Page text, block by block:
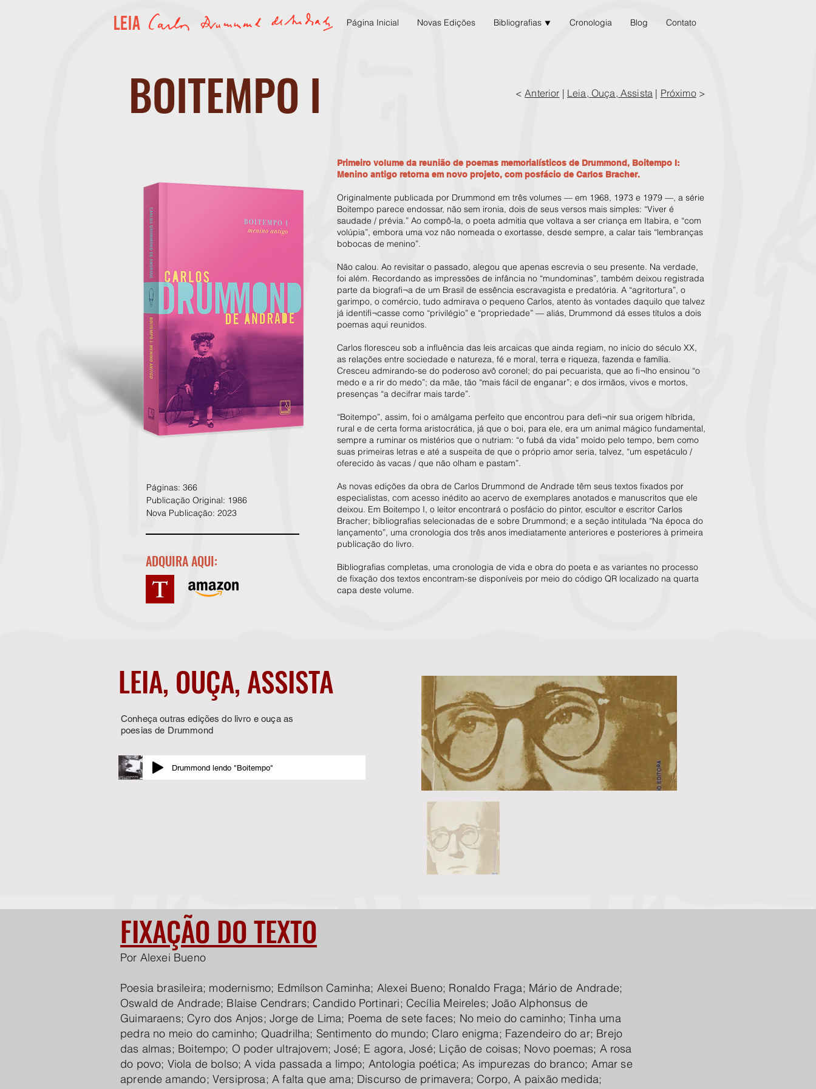
Página Inicial Novas Edições Bibliografias ⯆ Cronologia Blog Contato
BOITEMPO I <Anterior | Leia, Ouça, Assista | Próximo>
Páginas: 366
Publicação Original: 1986
Nova Publicação: 2023
ADQUIRA AQUI:
Primeiro volume da reunião de poemas memorialísticos de Drummond, Boitempo I:
Menino antigo retorna em novo projeto, com posfácio de Carlos Bracher.
Originalmente publicada por Drummond em três volumes — em 1968, 1973 e 1979 —, a série
Boitempo parece endossar, não sem ironia, dois de seus versos mais simples: “Viver é
saudade / prévia.” Ao compô-la, o poeta admitia que voltava a ser criança em Itabira, e “com
volúpia”, embora uma voz não nomeada o exortasse, desde sempre, a calar tais “lembranças
bobocas de menino”.
Não calou. Ao revisitar o passado, alegou que apenas escrevia o seu presente. Na verdade,
foi além. Recordando as impressões de infância no “mundominas”, também deixou registrada
parte da biografi¬a de um Brasil de essência escravagista e predatória. A “agritortura”, o
garimpo, o comércio, tudo admirava o pequeno Carlos, atento às vontades daquilo que talvez
já identifi¬casse como “privilégio” e “propriedade” — aliás, Drummond dá esses títulos a dois
poemas aqui reunidos.
Carlos floresceu sob a influência das leis arcaicas que ainda regiam, no início do século XX,
as relações entre sociedade e natureza, fé e moral, terra e riqueza, fazenda e família.
Cresceu admirando-se do poderoso avô coronel; do pai pecuarista, que ao fi¬lho ensinou “o
medo e a rir do medo”; da mãe, tão “mais fácil de enganar”; e dos irmãos, vivos e mortos,
presenças “a decifrar mais tarde”.
“Boitempo”, assim, foi o amálgama perfeito que encontrou para defi¬nir sua origem híbrida,
rural e de certa forma aristocrática, já que o boi, para ele, era um animal mágico fundamental,
sempre a ruminar os mistérios que o nutriam: “o fubá da vida” moído pelo tempo, bem como
suas primeiras letras e até a suspeita de que o próprio amor seria, talvez, “um espetáculo /
oferecido às vacas / que não olham e pastam”.
As novas edições da obra de Carlos Drummond de Andrade têm seus textos fixados por
especialistas, com acesso inédito ao acervo de exemplares anotados e manuscritos que ele
deixou. Em Boitempo I, o leitor encontrará o posfácio do pintor, escultor e escritor Carlos
Bracher; bibliografias selecionadas de e sobre Drummond; e a seção intitulada “Na época do
lançamento”, uma cronologia dos três anos imediatamente anteriores e posteriores à primeira
publicação do livro.
Bibliografias completas, uma cronologia de vida e obra do poeta e as variantes no processo
de fixação dos textos encontram-se disponíveis por meio do código QR localizado na quarta
capa deste volume.
LEIA, OUÇA, ASSISTA
Conheça outras edições do livro e ouça as
poesias de Drummond
Drummond lendo "Boitempo"
Por Alexei Bueno
Poesia brasileira; modernismo; Edmílson Caminha; Alexei Bueno; Ronaldo Fraga; Mário de Andrade;
Oswald de Andrade; Blaise Cendrars; Candido Portinari; Cecília Meireles; João Alphonsus de
Guimaraens; Cyro dos Anjos; Jorge de Lima; Poema de sete faces; No meio do caminho; Tinha uma
pedra no meio do caminho; Quadrilha; Sentimento do mundo; Claro enigma; Fazendeiro do ar; Brejo
das almas; Boitempo; O poder ultrajovem; José; E agora, José; Lição de coisas; Novo poemas; A rosa
do povo; Viola de bolso; A vida passada a limpo; Antologia poética; As impurezas do branco; Amar se
aprende amando; Versiprosa; A falta que ama; Discurso de primavera; Corpo, A paixão medida;
FIXAÇÃO DO TEXTO